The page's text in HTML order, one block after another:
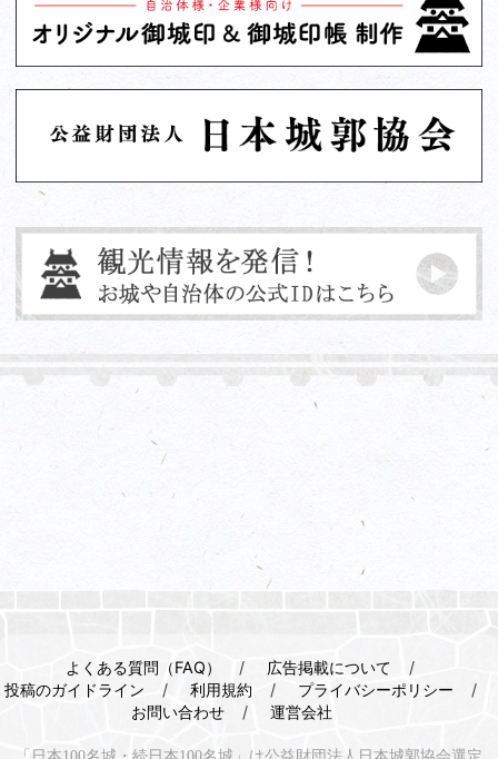
よくある質問（FAQ）
広告掲載について
投稿のガイドライン
利用規約
プライバシーポリシー
お問い合わせ
運営会社